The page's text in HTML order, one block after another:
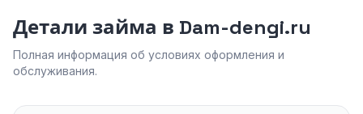
Детали займа в Dam-dengi.ru
Полная информация об условиях оформления и
обслуживания.